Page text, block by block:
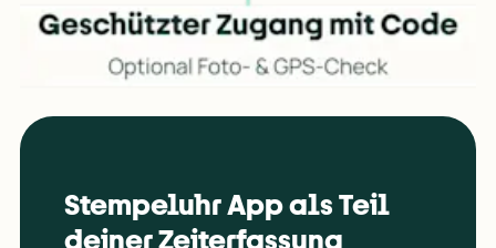
Stempeluhr App als Teil
deiner Zeiterfassung